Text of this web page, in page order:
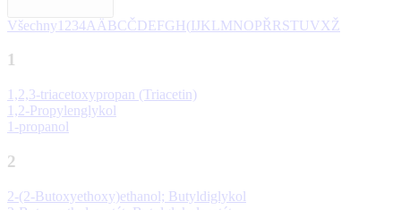
Všechny 1 234A ÄBCČDEFGH(I JKLMNOPŘRSTUVXŽ
1
1,2,3-triacetoxypropan (Triacetin)
1,2-Propylenglykol
1-propanol
2
2-(2-Butoxyethoxy)ethanol; Butyldiglykol